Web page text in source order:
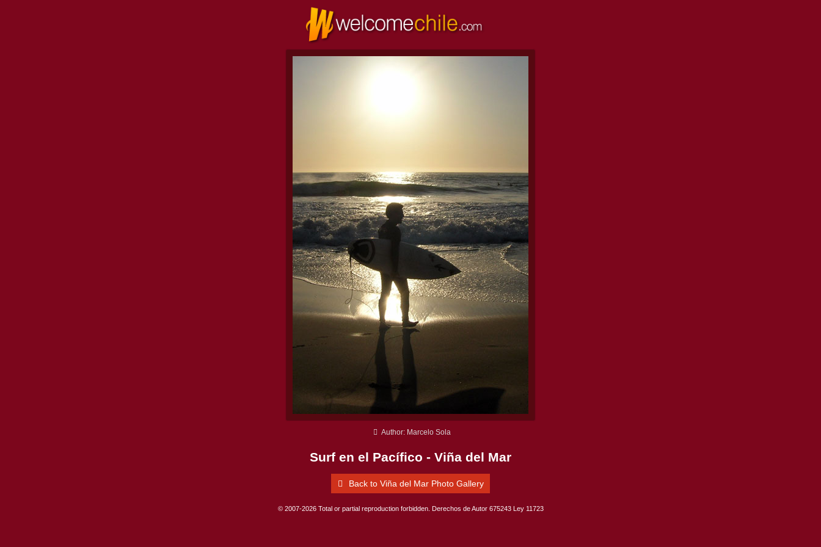
Author: Marcelo Sola
Surf en el Pacífico - Viña del Mar
Back to Viña del Mar Photo Gallery
© 2007-2026 Total or partial reproduction forbidden. Derechos de Autor 675243 Ley 11723